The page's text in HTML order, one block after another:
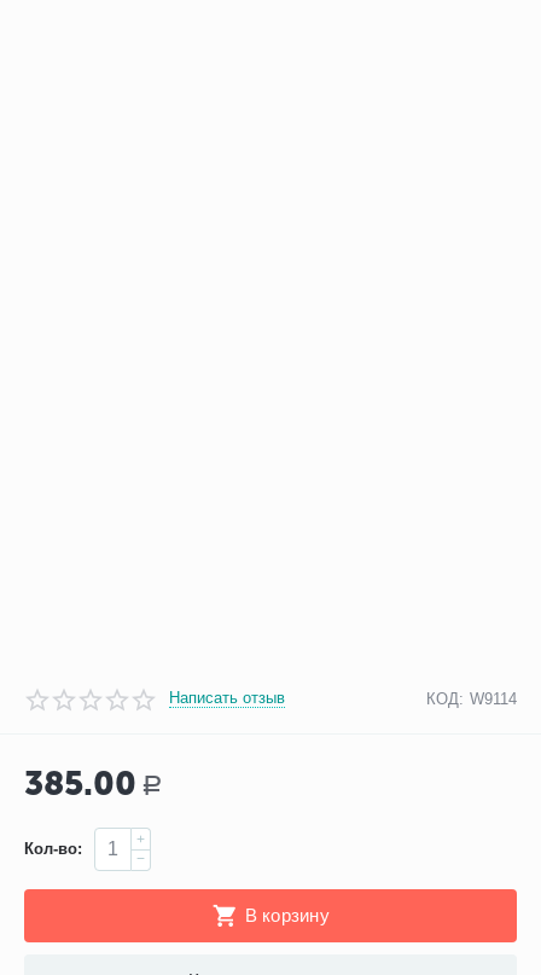
Написать отзыв КОД: W9114
385.00 Р
Кол-во:
+
−
В корзину